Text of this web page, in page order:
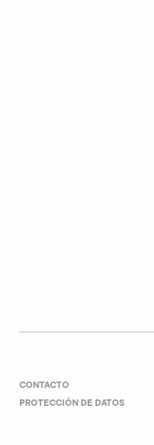
CONTACTO
PROTECCIÓN DE DATOS